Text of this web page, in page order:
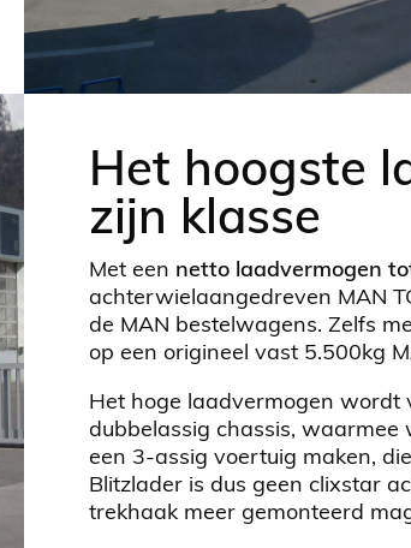
Het hoogste
zijn klasse
Met een netto laadvermogen
achterwielaangedreven MAN
de MAN bestelwagens. Zelfs
op een origineel vast 5.500kg
Het hoge laadvermogen wordt
dubbelassig chassis, waarmee
een 3-assig voertuig maken,
Blitzlader is dus geen clixstar
trekhaak meer gemonteerd